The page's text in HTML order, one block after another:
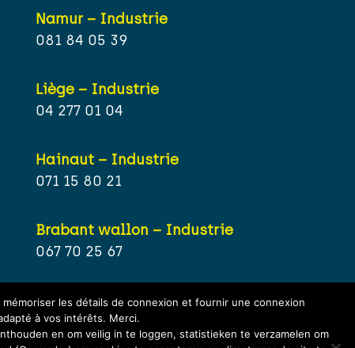
Namur – Industrie
081 84 05 39
Liège – Industrie
04 277 01 04
Hainaut – Industrie
071 15 80 21
Brabant wallon – Industrie
067 70 25 67
les détails de connexion et fournir une connexion
à vos intérêts. Merci.
en om veilig in te loggen, statistieken te verzamelen om